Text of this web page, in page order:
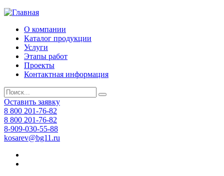
О компании
Каталог продукции
Услуги
Этапы работ
Проекты
Контактная информация
Оставить заявку
8 800 201-76-82
8 800 201-76-82
8-909-030-55-88
kosarev@bg11.ru